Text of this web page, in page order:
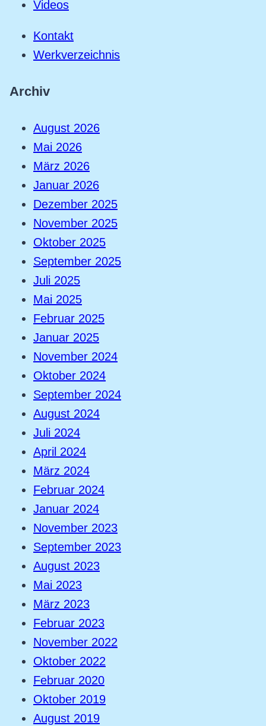
Videos
Kontakt
Werkverzeichnis
Archiv
August 2026
Mai 2026
März 2026
Januar 2026
Dezember 2025
November 2025
Oktober 2025
September 2025
Juli 2025
Mai 2025
Februar 2025
Januar 2025
November 2024
Oktober 2024
September 2024
August 2024
Juli 2024
April 2024
März 2024
Februar 2024
Januar 2024
November 2023
September 2023
August 2023
Mai 2023
März 2023
Februar 2023
November 2022
Oktober 2022
Februar 2020
Oktober 2019
August 2019